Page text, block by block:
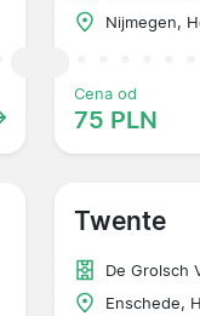
Nijmegen,
Cena od
75 PLN
Twente
De Grolsch
Enschede,